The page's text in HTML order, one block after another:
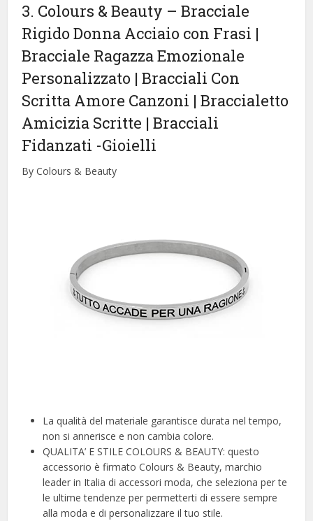
3. Colours & Beauty – Bracciale
Rigido Donna Acciaio con Frasi |
Bracciale Ragazza Emozionale
Personalizzato | Bracciali Con
Scritta Amore Canzoni | Braccialetto
Amicizia Scritte | Bracciali
Fidanzati -Gioielli
By Colours & Beauty
La qualità del materiale garantisce durata nel tempo,
non si annerisce e non cambia colore.
QUALITA’ E STILE COLOURS & BEAUTY: questo
accessorio è firmato Colours & Beauty, marchio
leader in Italia di accessori moda, che seleziona per te
le ultime tendenze per permetterti di essere sempre
alla moda e di personalizzare il tuo stile.